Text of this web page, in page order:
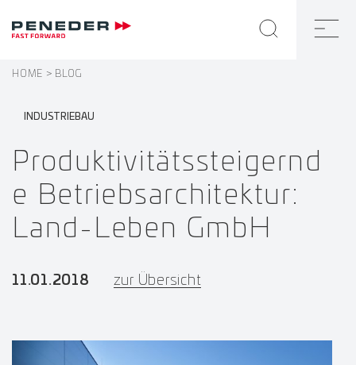
HOME BLOG
INDUSTRIEBAU
Produktivitätssteigernd
e Betriebsarchitektur:
Land-Leben GmbH
11.01.2018 zur Übersicht